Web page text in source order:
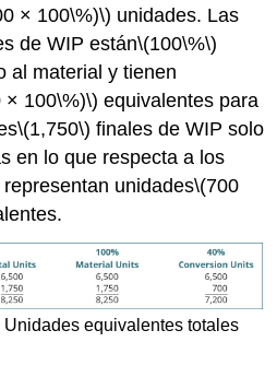
× 100\%)\) unidades. Las
de WIP están\(100\%\)
al material y tienen
× 100\%)\) equivalentes para
\(1,750\) finales de WIP solo
en lo que respecta a los
unidades\(700
Unidades equivalentes totales